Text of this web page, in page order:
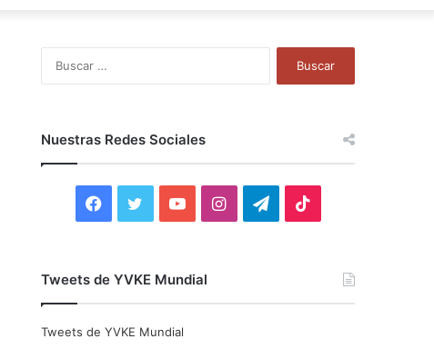
Nuestras Redes Sociales
F
c
i
Y
u
I
T
Tweets de YVKE Mundial
Tweets de YVKE Mundial